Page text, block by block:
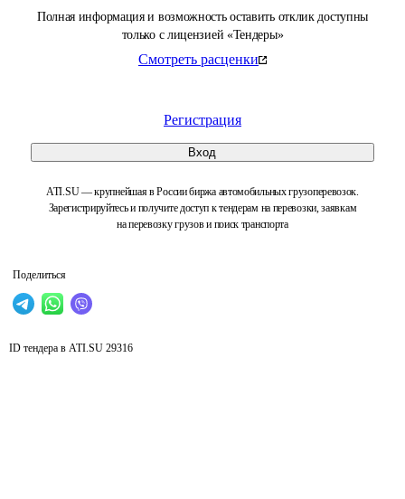
Полная информация и возможность оставить отклик доступны
только с лицензией «Тендеры»
Смотреть расценки
Регистрация
Вход
ATI.SU — крупнейшая в России биржа автомобильных грузоперевозок.
Зарегистрируйтесь и получите доступ к тендерам на перевозки, заявкам
на перевозку грузов и поиск транспорта
Поделиться
ID тендера в ATI.SU 29316